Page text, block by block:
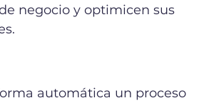
negocio y optimicen sus
automática un proceso